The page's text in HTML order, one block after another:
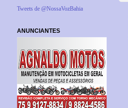
Tweets de @NossaVozBahia
ANUNCIANTES